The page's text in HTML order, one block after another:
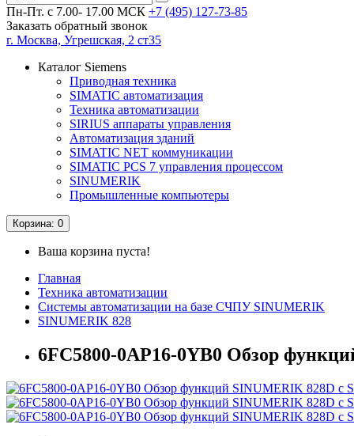
Пн-Пт. с 7.00- 17.00 МСК +7 (495) 127-73-85
Заказать обратный звонок
г. Москва, Угрешская, 2 ст35
Каталог Siemens
Приводная техника
SIMATIC автоматизация
Техника автоматизации
SIRIUS аппараты управления
Автоматизация зданий
SIMATIC NET коммуникации
SIMATIC PCS 7 управления процессом
SINUMERIK
Промышленные компьютеры
Корзина: 0
Ваша корзина пуста!
Главная
Техника автоматизации
Системы автоматизации на базе СЧПУ SINUMERIK
SINUMERIK 828
6FC5800-0AP16-0YB0 Обзор